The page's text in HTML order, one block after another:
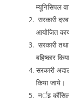
म्यूनिसिपल
सरकारी
आयोजित
सरकारी
बहिष्कार
सरकारी
किया जाये।
नर्इ